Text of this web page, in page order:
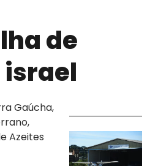
de
israel
Gaúcha,
Azeites